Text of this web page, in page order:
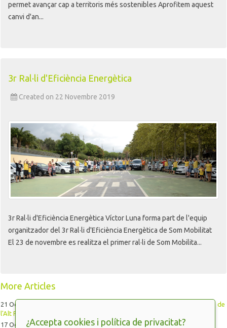
permet avançar cap a territoris més sostenibles Aprofitem aquest
canvi d'an...
3r Ral·li d'Eficiència Energètica
Created on 22 Novembre 2019
3r Ral·li d'Eficiència Energètica Víctor Luna forma part de l'equip
organitzador del 3r Ral·li d'Eficiència Energètica de Som Mobilitat
El 23 de novembre es realitza el primer ral·li de Som Mobilita...
More Articles
21 Octubre 2019
Col·laborem en la millora integral de la gestió de residus de
l'Alt Penedès i Garraf
17 Octubre 2019Manifest davant la situació excepcional a Catalunya
¿Accepta cookies i política de privacitat?